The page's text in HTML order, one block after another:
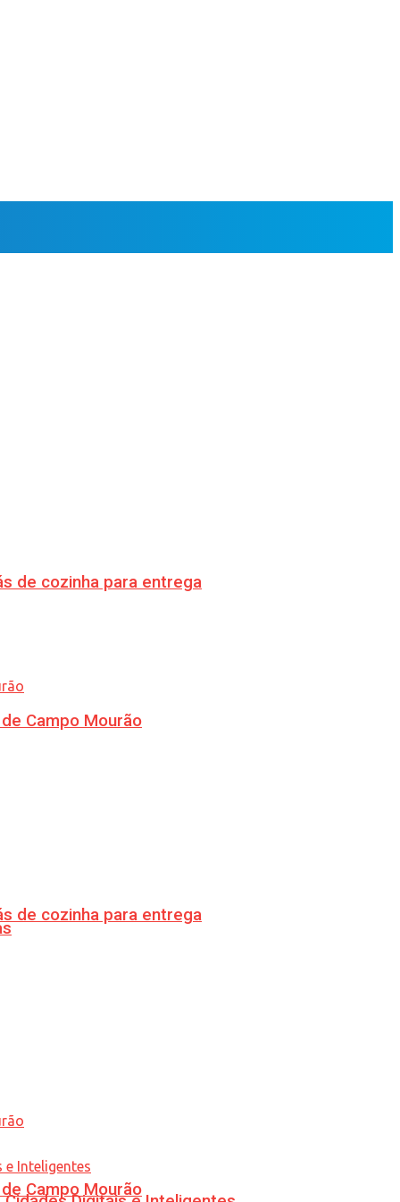
de cozinha para entrega
Campo Mourão
de cozinha para entrega
Campo Mourão